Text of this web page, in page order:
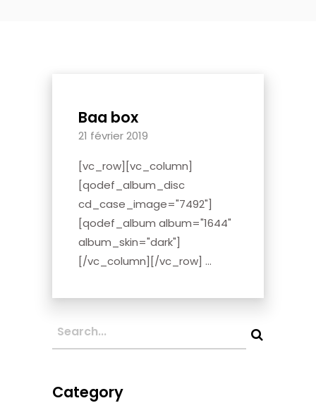
Baa box
21 février 2019
[vc_row][vc_column]
[qodef_album_disc
cd_case_image="7492"]
[qodef_album album="1644"
album_skin="dark"]
[/vc_column][/vc_row] ...
Category